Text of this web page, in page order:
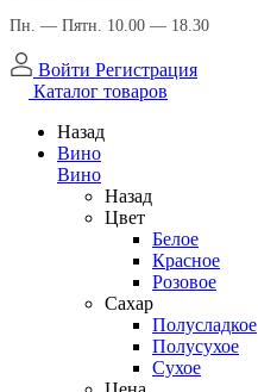
Пн. — Пятн. 10.00 — 18.30
Войти Регистрация
Каталог товаров
Назад
Вино
Вино
Назад
Цвет
Белое
Красное
Розовое
Сахар
Полусладкое
Полусухое
Сухое